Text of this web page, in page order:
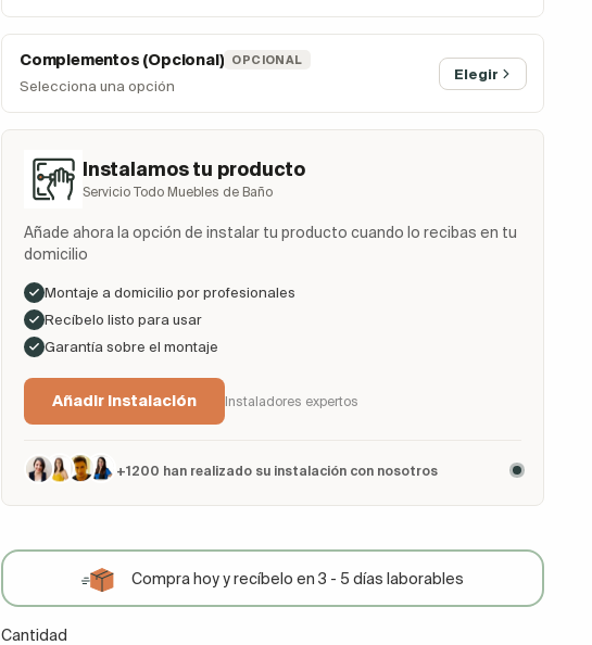
Complementos (Opcional) OPCIONAL
Selecciona una opción
Elegir
Instalamos tu producto
Servicio Todo Muebles de Baño
Añade ahora la opción de instalar tu producto cuando lo recibas en tu
domicilio
Montaje a domicilio por profesionales
Recíbelo listo para usar
Garantía sobre el montaje
Añadir Instalación Instaladores expertos
+1200 han realizado su instalación con nosotros
Compra hoy y recíbelo en 3 - 5 días laborables
Cantidad